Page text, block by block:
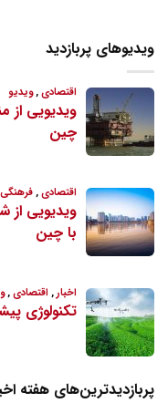
ویدیوهای پربازدید
پربازدیدترین‌های هفته